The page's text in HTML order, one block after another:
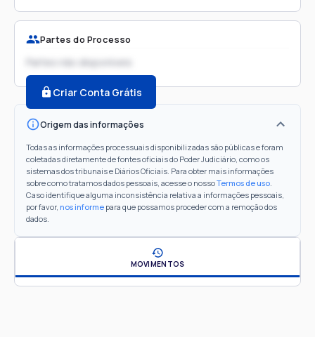
Partes do Processo
Partes não disponíveis
Criar Conta Grátis
Origem das informações
Todas as informações processuais disponibilizadas são públicas e foram
coletadas diretamente de fontes oficiais do Poder Judiciário, como os
sistemas dos tribunais e Diários Oficiais. Para obter mais informações
sobre como tratamos dados pessoais, acesse o nossoTermos de uso.
Caso identifique alguma inconsistência relativa a informações pessoais,
por favor, nos informe para que possamos proceder com a remoção dos
dados.
MOVIMENTOS